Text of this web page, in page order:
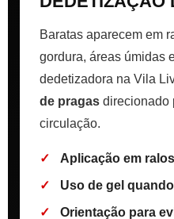
Baratas aparecem em
gordura, áreas úmidas
dedetizadora na Vila
de pragas direcionado
circulação.
Aplicação em
Uso de gel
Orientação para